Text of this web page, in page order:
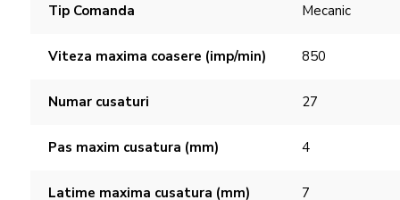
Tip Comanda Mecanic
Viteza maxima coasere (imp/min) 850
Numar cusaturi 27
Pas maxim cusatura (mm) 4
Latime maxima cusatura (mm) 7